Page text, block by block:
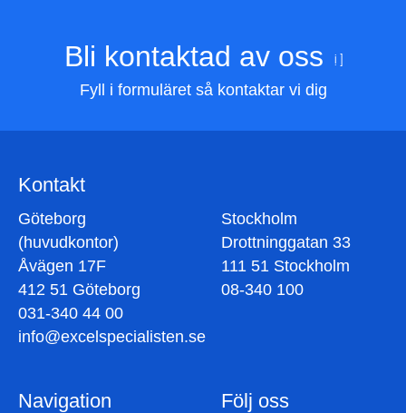
Bli kontaktad av oss
Fyll i formuläret så kontaktar vi dig
Kontakt
Göteborg
(huvudkontor)
Åvägen 17F
412 51 Göteborg
031-340 44 00
info@excelspecialisten.se
Stockholm
Drottninggatan 33
111 51 Stockholm
08-340 100
Navigation Följ oss